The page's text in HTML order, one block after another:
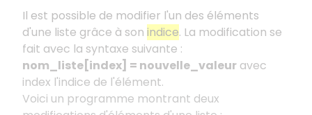
Il est possible de modifier l'un des éléments
d'une liste grâce à son indice. La modification se
fait avec la syntaxe suivante :
nom_liste[index] = nouvelle_valeur avec
index l'indice de l'élément.
Voici un programme montrant deux